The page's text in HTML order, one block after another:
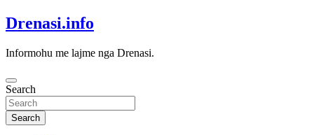
Skip
to
Drenasi.info
Informohu me lajme nga Drenasi.
Search
Search